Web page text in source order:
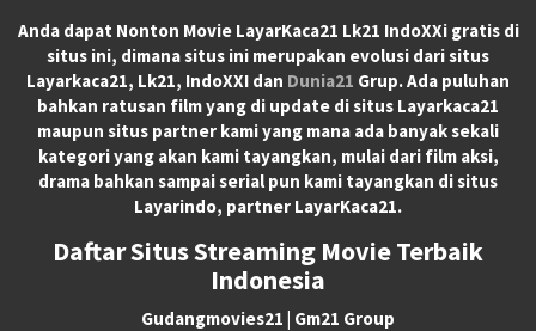
Anda dapat Nonton Movie LayarKaca21 Lk21 IndoXXigratis di
situs ini, dimana situs ini merupakan evolusi dari situs
Layarkaca21, Lk21, IndoXXI dan Dunia21 Grup. Ada puluhan
bahkan ratusan film yang di update di situs Layarkaca21
maupun situs partner kami yang mana ada banyak sekali
kategori yang akan kami tayangkan, mulai dari film aksi,
drama bahkan sampai serial pun kami tayangkan di situs
Layarindo, partner LayarKaca21.
Daftar Situs Streaming Movie Terbaik
Indonesia
Gudangmovies21 | Gm21 Group